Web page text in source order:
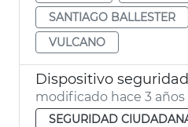
SANTIAGO BALLESTER
VULCANO
Dispositivo
modificado hace 3 años
SEGURIDAD